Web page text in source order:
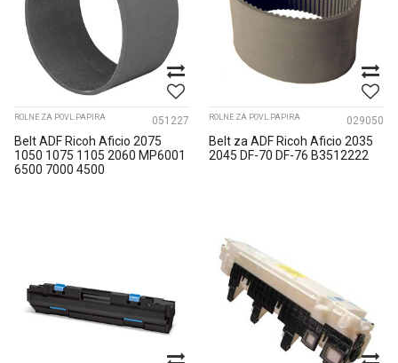
ROLNE ZA POVL.PAPIRA 051227
Belt ADF Ricoh Aficio 2075
1050 1075 1105 2060 MP6001
6500 7000 4500
ROLNE ZA POVL.PAPIRA 029050
Belt za ADF Ricoh Aficio 2035
2045 DF-70 DF-76 B3512222